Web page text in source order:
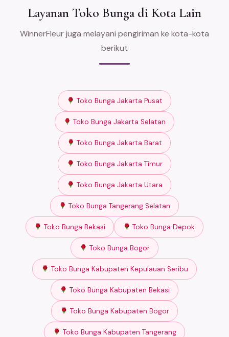
Layanan Toko Bunga di Kota Lain
WinnerFleur juga melayani pengiriman ke kota-kota
berikut
Toko Bunga Jakarta Pusat
Toko Bunga Jakarta Selatan
Toko Bunga Jakarta Barat
Toko Bunga Jakarta Timur
Toko Bunga Jakarta Utara
Toko Bunga Tangerang Selatan
Toko Bunga Bekasi Toko Bunga Depok
Toko Bunga Bogor
Toko Bunga Kabupaten Kepulauan Seribu
Toko Bunga Kabupaten Bekasi
Toko Bunga Kabupaten Bogor
Toko Bunga Kabupaten Tangerang